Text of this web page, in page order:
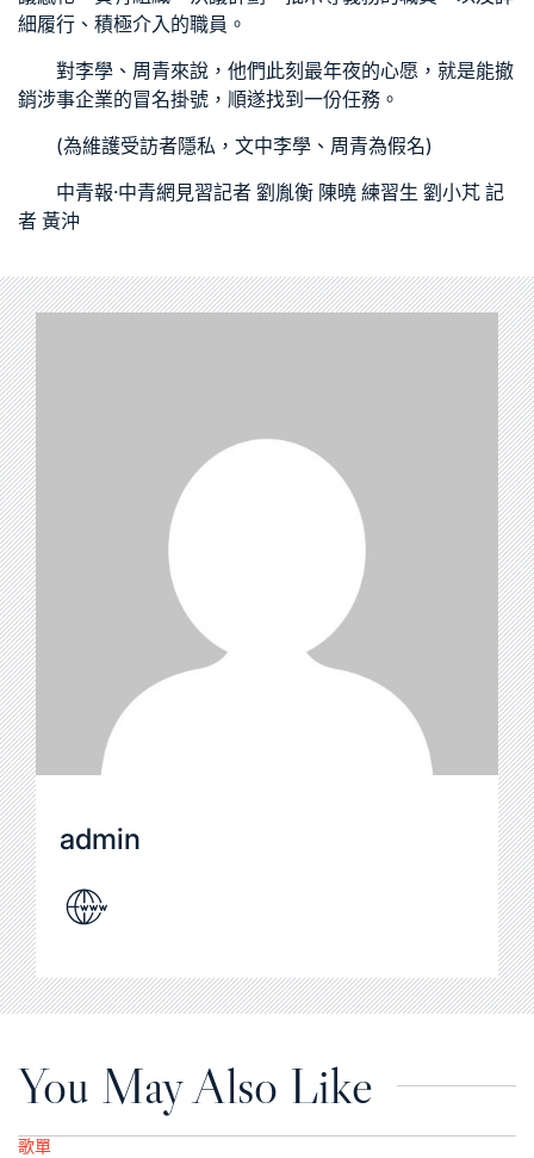
細履行、積極介入的職員。
對李學、周青來說，他們此刻最年夜的心愿，就是能撤
銷涉事企業的冒名掛號，順遂找到一份任務。
(為維護受訪者隱私，文中李學、周青為假名)
中青報·中青網見習記者 劉胤衡 陳曉 練習生 劉小芃 記
者 黃沖
admin
You May Also Like
歌單